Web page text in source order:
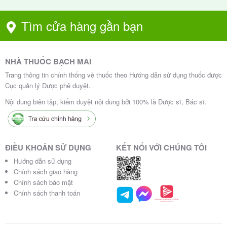
Toan chuyển hóa.
Mẫn cảm với bisoprolol hay bất cứ thành phần nào
của thuốc (xem thành phần).
Cảnh báo và thận trọng khi dùng
thuốc Concor Cor 2.5mg
Concor Cor phải được sử dụng một cách thận trọng
Đái tháo đường có mức đường huyết thay đổi bất
thường: các triệu chứng rõ rệt của chứng hạ đường
huyết như mạch nhanh, hồi hộp hay tiết mồ hôi có
thể bị che giấu.
Tìm cửa hàng gần bạn
NHÀ THUỐC BẠCH MAI
Trang thông tin chính thống về thuốc theo Hướng dẫn sử dụng thuốc được
Cục quản lý Dược phê duyệt.
Nội dung biên tập, kiểm duyệt nội dung bởi 100% là Dược sĩ, Bác sĩ.
ĐIỀU KHOẢN SỬ DỤNG
Hướng dẫn sử dụng
Chính sách giao hàng
Chính sách bảo mật
Chính sách thanh toán
KẾT NỐI VỚI CHÚNG TÔI